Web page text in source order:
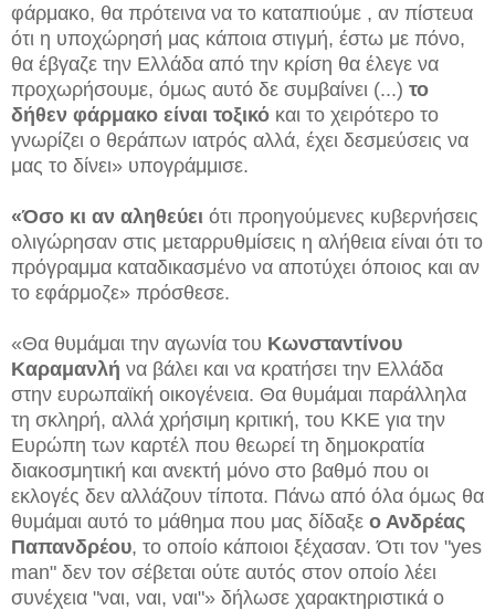
φάρμακο, θα πρότεινα να το καταπιούμε , αν πίστευα
ότι η υποχώρησή μας κάποια στιγμή, έστω με πόνο,
θα έβγαζε την Ελλάδα από την κρίση θα έλεγε να
προχωρήσουμε, όμως αυτό δε συμβαίνει (...) το
δήθεν φάρμακο είναι τοξικό και το χειρότερο το
γνωρίζει ο θεράπων ιατρός αλλά, έχει δεσμεύσεις να
μας το δίνει» υπογράμμισε.
«Όσο κι αν αληθεύει ότι προηγούμενες κυβερνήσεις
ολιγώρησαν στις μεταρρυθμίσεις η αλήθεια είναι ότι το
πρόγραμμα καταδικασμένο να αποτύχει όποιος και αν
το εφάρμοζε» πρόσθεσε.
«Θα θυμάμαι την αγωνία του Κωνσταντίνου
Καραμανλή να βάλει και να κρατήσει την Ελλάδα
στην ευρωπαϊκή οικογένεια. Θα θυμάμαι παράλληλα
τη σκληρή, αλλά χρήσιμη κριτική, του ΚΚΕ για την
Ευρώπη των καρτέλ που θεωρεί τη δημοκρατία
διακοσμητική και ανεκτή μόνο στο βαθμό που οι
εκλογές δεν αλλάζουν τίποτα. Πάνω από όλα όμως θα
θυμάμαι αυτό το μάθημα που μας δίδαξε ο Ανδρέας
Παπανδρέου, το οποίο κάποιοι ξέχασαν. Ότι τον "yes
man" δεν τον σέβεται ούτε αυτός στον οποίο λέει
συνέχεια "ναι, ναι, ναι"» δήλωσε χαρακτηριστικά ο